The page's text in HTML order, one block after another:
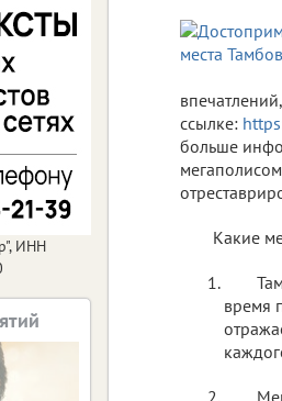
ссылке:
больше
Какие
время
ИНН